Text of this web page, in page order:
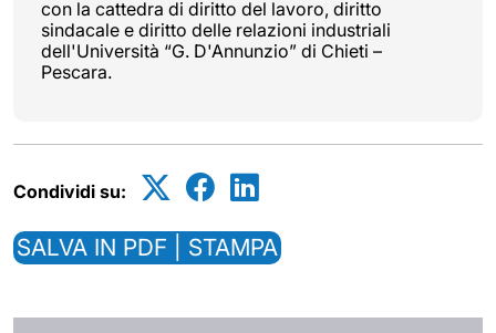
con la cattedra di diritto del lavoro, diritto
sindacale e diritto delle relazioni industriali
dell'Università “G. D'Annunzio” di Chieti –
Pescara.
Condividi su:
SALVA IN PDF | STAMPA